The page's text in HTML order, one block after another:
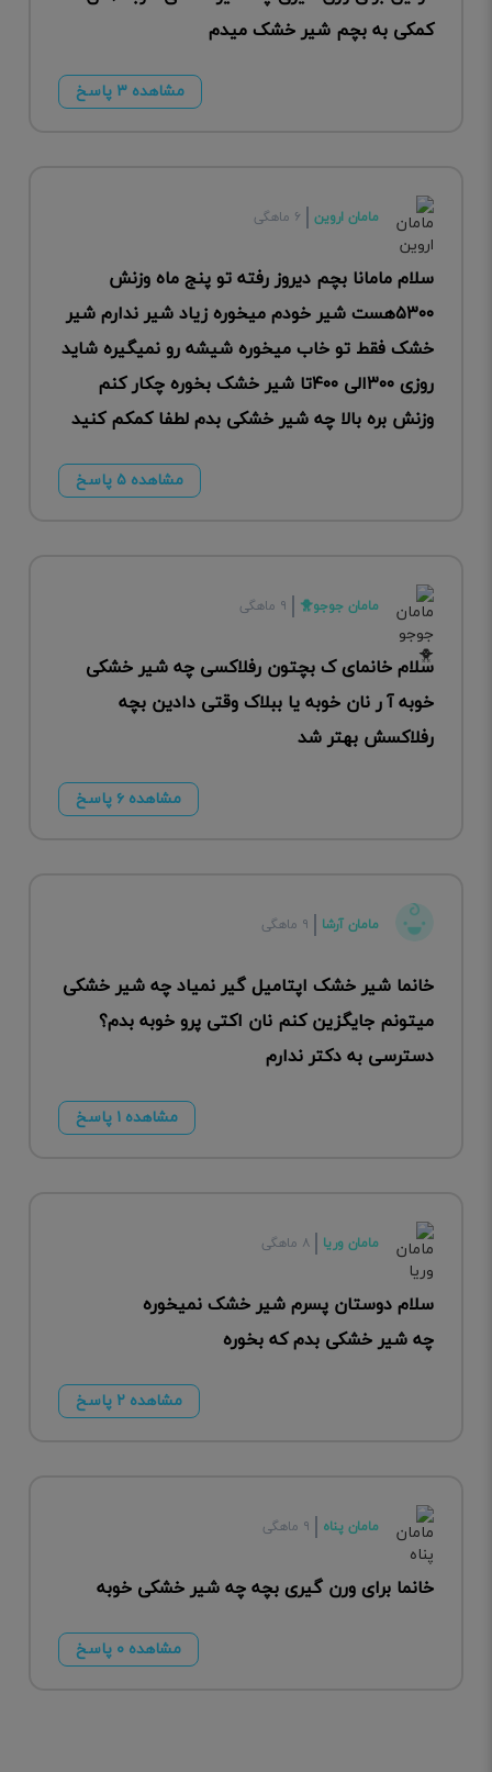
کمکی به بچم شیر خشک میدم
مشاهده ۳ پاسخ
مامان اروین ۶ ماهگی
سلام مامانا بچم دیروز رفته تو پنج ماه وزنش
۵۳۰۰هست شیر خودم میخوره زیاد شیر ندارم شیر
خشک فقط تو خاب میخوره شیشه رو نمیگیره شاید
روزی ۳۰۰الی ۴۰۰تا شیر خشک بخوره چکار کنم
وزنش بره بالا چه شیر خشکی بدم لطفا کمکم کنید
مشاهده ۵ پاسخ
مامان جوجو🐥 ۹ ماهگی
سلام خانمای ک بچتون رفلاکسی چه شیر خشکی
خوبه آ ر نان خوبه یا ببلاک وقتی دادین بچه
رفلاکسش بهتر شد
مشاهده ۶ پاسخ
مامان آرشا ۹ ماهگی
خانما شیر خشک اپتامیل گیر نمیاد چه شیر خشکی
میتونم جایگزین کنم نان اکتی پرو خوبه بدم؟
دسترسی به دکتر ندارم
مشاهده ۱ پاسخ
مامان وریا ۸ ماهگی
سلام دوستان پسرم شیر خشک نمیخوره
چه شیر خشکی بدم که بخوره
مشاهده ۲ پاسخ
مامان پناه ۹ ماهگی
خانما برای ورن گیری بچه چه شیر خشکی خوبه
مشاهده ۰ پاسخ